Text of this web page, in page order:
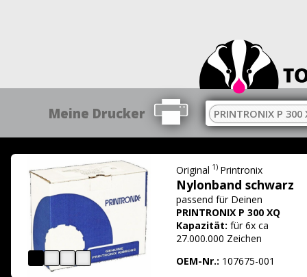
Meine Drucker PRINTRONIX P 300
Original 1) Printronix
Nylonband schwarz
passend für Deinen
PRINTRONIX P 300 XQ
Kapazität: für 6x ca
27.000.000 Zeichen
OEM-Nr.: 107675-001